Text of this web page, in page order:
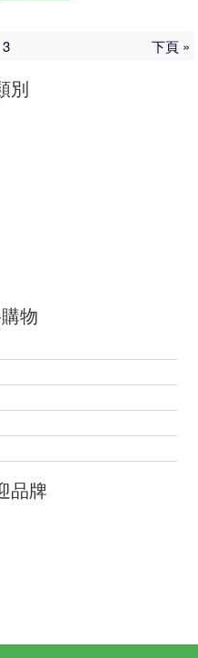
別
物
品牌
下頁 »
3